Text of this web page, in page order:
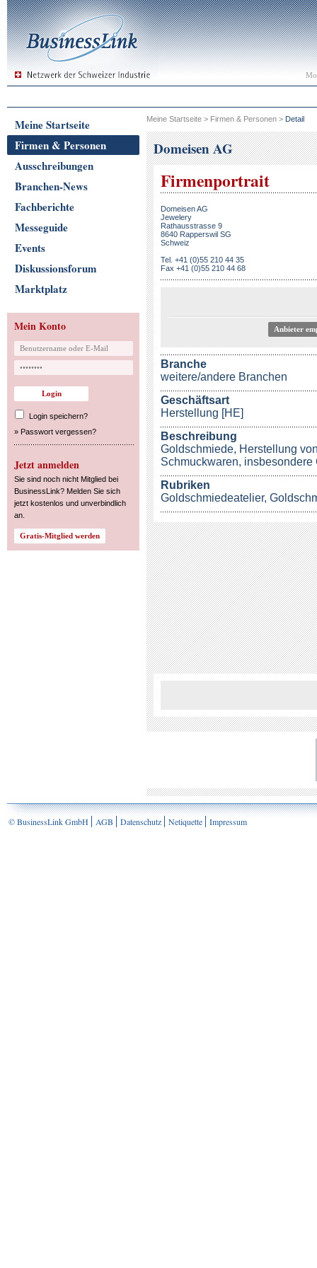
Meine Startseite
Firmen & Personen
Ausschreibungen
Branchen-News
Fachberichte
Messeguide
Events
Diskussionsforum
Marktplatz
Mein Konto
Login speichern?
» Passwort vergessen?
Jetzt anmelden
Sie sind noch nicht Mitglied bei
BusinessLink? Melden Sie sich
jetzt kostenlos und unverbindlich
an.
Meine Startseite > Firmen & Personen > Detail
Domeisen AG
Firmenportrait
Domeisen AG
Jewelery
Rathausstrasse 9
8640 Rapperswil SG
Schweiz
Tel. +41 (0)55 210 44 35
Fax +41 (0)55 210 44 68
Anbieter
Branche
weitere/andere Branchen
Geschäftsart
Herstellung [HE]
Beschreibung
Goldschmiede, Herstellung
Schmuckwaren,
Rubriken
Goldschmiedeatelier,
© BusinessLink GmbH AGB Datenschutz Netiquette Impressum